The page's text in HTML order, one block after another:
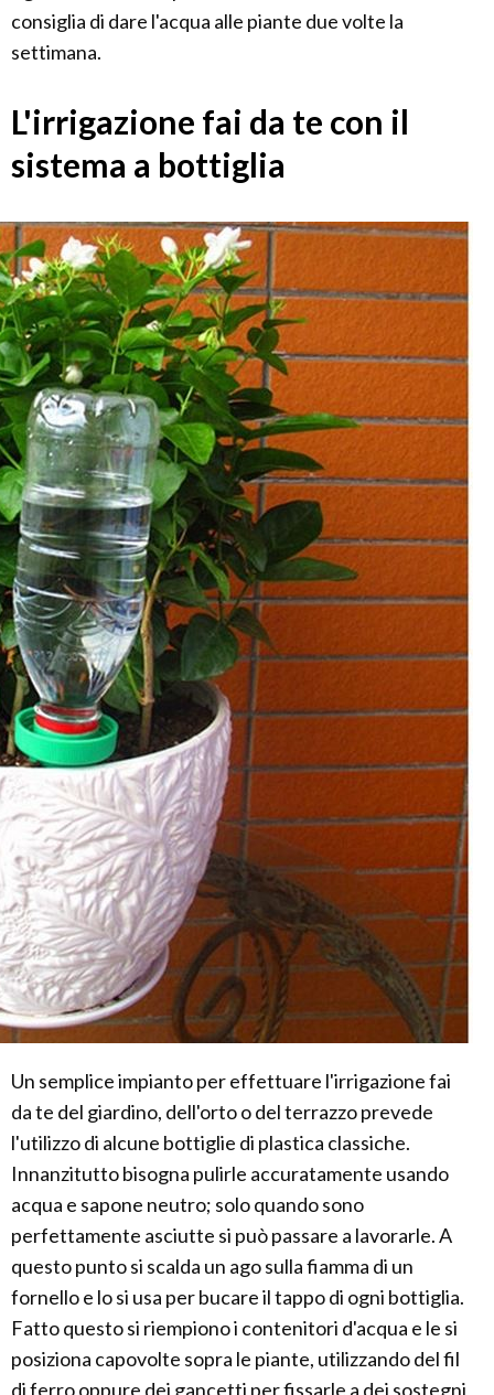
consiglia di dare l'acqua alle piante due volte la
settimana.
L'irrigazione fai da te con il
sistema a bottiglia
Un semplice impianto per effettuare l'irrigazione fai
da te del giardino, dell'orto o del terrazzo prevede
l'utilizzo di alcune bottiglie di plastica classiche.
Innanzitutto bisogna pulirle accuratamente usando
acqua e sapone neutro; solo quando sono
perfettamente asciutte si può passare a lavorarle. A
questo punto si scalda un ago sulla fiamma di un
fornello e lo si usa per bucare il tappo di ogni bottiglia.
Fatto questo si riempiono i contenitori d'acqua e le si
posiziona capovolte sopra le piante, utilizzando del fil
di ferro oppure dei gancetti per fissarle a dei sostegni